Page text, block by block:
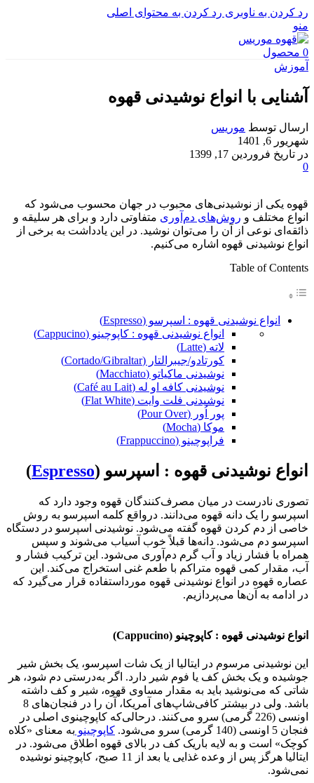
رد کردن به ناوبری رد کردن به محتوای اصلی
منو
0 محصول
آموزش
آشنایی با انواع نوشیدنی قهوه
ارسال توسط موریس
شهریور 6, 1401
در تاریخ فروردین 17, 1399
0
قهوه یکی از نوشیدنی‌های محبوب در جهان محسوب می‌شود که
انواع مختلف و روش‌های دم‌آوری متفاوتی دارد و برای هر سلیقه و
ذائقه‌ای نوعی از آن را می‌توان نوشید. در این یادداشت به برخی از
انواع نوشیدنی قهوه اشاره می‌کنیم.
Table of Contents
انواع نوشیدنی قهوه : اسپرسو (Espresso)
انواع نوشیدنی قهوه : کاپوچینو (Cappucino)
لاته (Latte)
کورتادو/جیبرالتار (Cortado/Gibraltar)
نوشیدنی ماکیاتو (Macchiato)
نوشیدنی کافه او له (Café au Lait)
نوشیدنی فلت وایت (Flat White)
پور اُور (Pour Over)
موکا (Mocha)
فراپوچینو (Frappuccino)
انواع نوشیدنی قهوه : اسپرسو (Espresso
)
تصوری نادرست در میان مصرف‌کنندگان قهوه وجود دارد که
اسپرسو را یک دانه قهوه می‌دانند. درواقع کلمه اسپرسو به روش
خاصی از دم کردن قهوه گفته می‌شود. نوشیدنی اسپرسو در دستگاه
اسپرسو دم می‌شود. دانه‌ها قبلاً خوب آسیاب می‌شوند و سپس
همراه با فشار زیاد و آب گرم دم‌آوری می‌شود. این ترکیب فشار و
آب، مقدار کمی قهوه متراکم با طعم غنی استخراج می‌کند. این
عصاره قهوه در انواع نوشیدنی قهوه مورداستفاده قرار می‌گیرد که
در ادامه به آن‌ها می‌پردازیم.
انواع نوشیدنی قهوه : کاپوچینو (Cappucino)
این نوشیدنی مرسوم در ایتالیا از یک شات اسپرسو، یک بخش شیر
جوشیده و یک بخش کف یا فوم شیر دارد. اگر به‌درستی دم شود، هر
شاتی که می‌نوشید باید به مقدار مساوی قهوه، شیر و کف داشته
باشد. ولی در بیشتر کافی‌شاپ‌های آمریکا، آن را در فنجان‌های 8
اونسی (226 گرمی) سرو می‌کنند. درحالی‌که کاپوچینوی اصلی در
فنجان 5 اونسی (140 گرمی) سرو می‌شود.
کاپوچینو به معنای «کلاه
کوچک» است و به لایه باریک کف در بالای قهوه اطلاق می‌شود. در
ایتالیا هرگز پس از وعده غذایی یا بعد از 11 صبح، کاپوچینو نوشیده
نمی‌شود.